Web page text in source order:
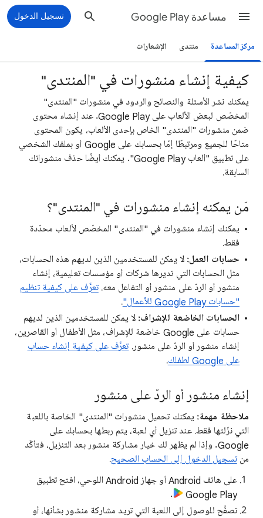
مساعدة Google Play تسجيل الدخول
مركز المساعدة منتدى الإشعارات
كيفية إنشاء منشورات في "المنتدى"
يمكنك نشر الأسئلة والنصائح والردود في منشورات "المنتدى"
المخصّص لبعض الألعاب على Google Play. عند إنشاء محتوى
ضمن منشورات "المنتدى" الخاص بإحدى الألعاب، يكون المحتوى
متاحًا للجميع ومرتبطًا إمّا بحسابك على Google أو بملفك الشخصي
على تطبيق "ألعاب Google Play". يمكنك أيضًا حذف منشوراتك
السابقة.
مَن يمكنه إنشاء منشورات في "المنتدى"؟
يمكنك إنشاء منشورات في "المنتدى" المخصّص لألعاب محدّدة
فقط.
حسابات العمل: لا يمكن للمستخدمين الذين لديهم هذه الحسابات،
مثل الحسابات التي تديرها شركات أو مؤسسات تعليمية، إنشاء
منشور أو الردّ على منشور أو التفاعل معه.تعرَّف على كيفية تنظيم
"حسابات Google Play للأعمال"
.
الحسابات الخاضعة للإشراف: لا يمكن للمستخدمين الذين لديهم
حسابات على Google خاضعة للإشراف، مثل الأطفال أو القاصرين،
إنشاء منشور أو الردّ على منشور. تعرَّف على كيفية إنشاء حساب
على Google لطفلك
.
إنشاء منشور أو الردّ على منشور
ملاحظة مهمة: يمكنك تحميل منشورات "المنتدى" الخاصة باللعبة
التي نزّلتها فقط. عند تنزيل أي لعبة، يتم ربطها بحسابك على
Google. وإذا لم يظهر لك خيار مشاركة منشور بعد التنزيل، فتأكَّد
منتسجيل الدخول إلى الحساب الصحيح.
على هاتف Android أو جهاز Android اللوحي، افتح تطبيق
Google Play
.
تصفَّح للوصول إلى اللعبة التي تريد مشاركة منشور بشأنها، أو